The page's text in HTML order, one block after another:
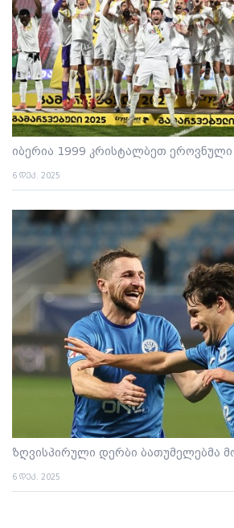
იბერია 1999 კრისტალბეთ ეროვნული
6 დეკ. 2025
ზღვისპირული დერბი ბათუმელებმა
6 დეკ. 2025